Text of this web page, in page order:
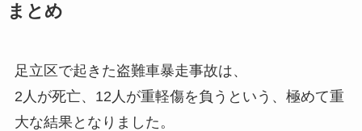
まとめ
足立区で起きた盗難車暴走事故は、
2人が死亡、12人が重軽傷を負うという、極めて重
大な結果となりました。